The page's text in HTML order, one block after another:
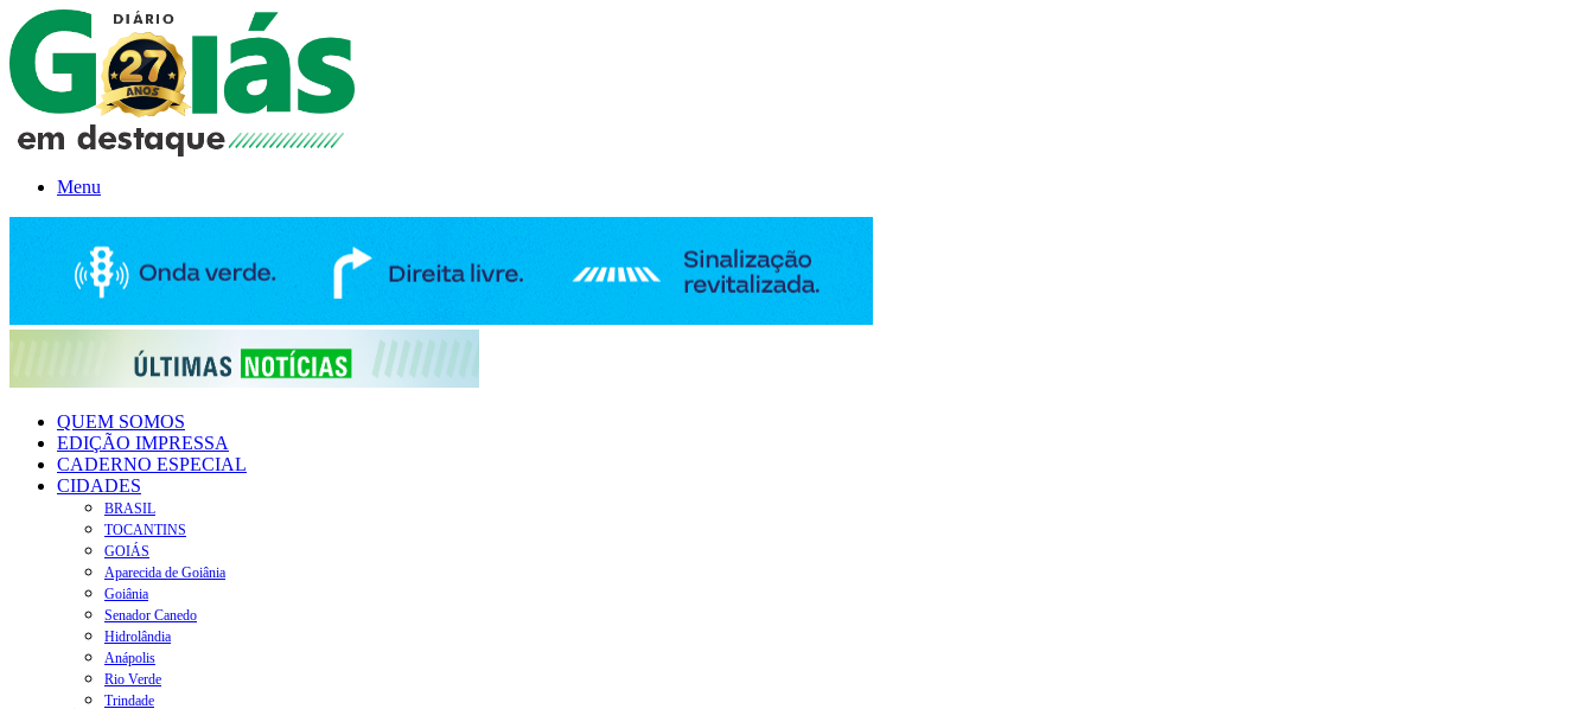
Menu
QUEM SOMOS
EDIÇÃO IMPRESSA
CADERNO ESPECIAL
CIDADES
BRASIL
TOCANTINS
GOIÁS
Aparecida de Goiânia
Goiânia
Senador Canedo
Hidrolândia
Anápolis
Rio Verde
Trindade